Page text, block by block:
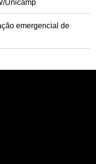
Unicamp
emergencial de